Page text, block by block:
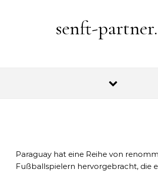
senft-
Paraguay hat eine Reihe von
Fußballspielern hervorgebracht, die